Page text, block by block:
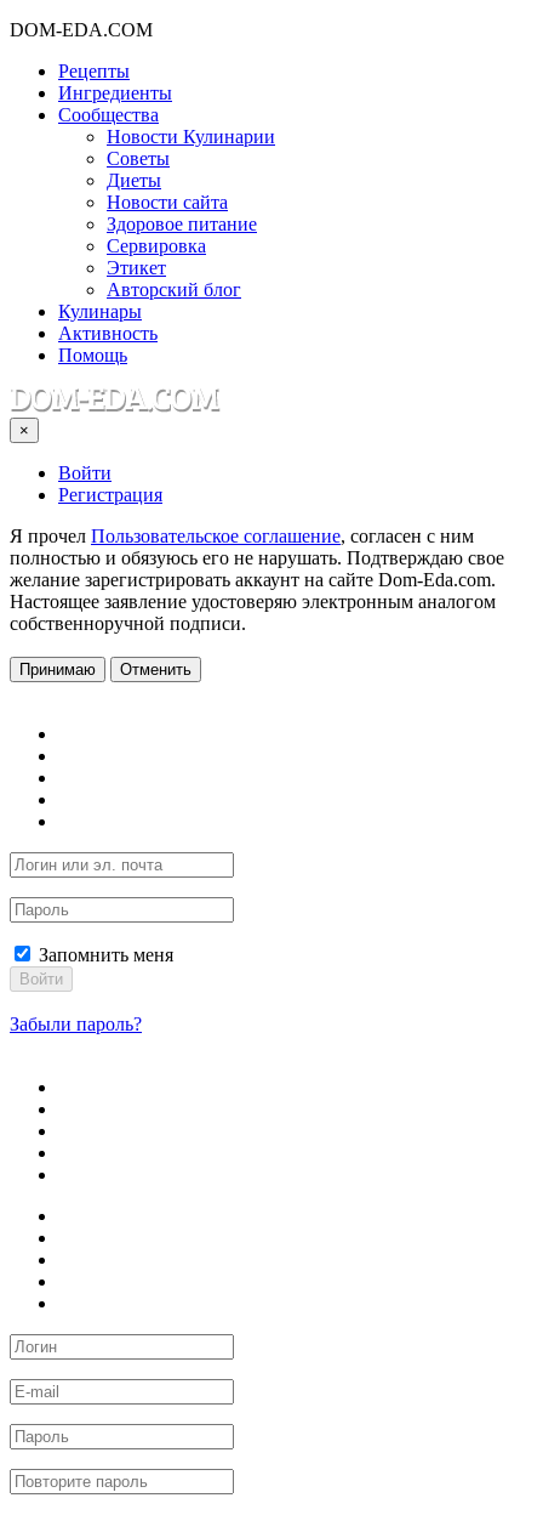
DOM-EDA.COM
Рецепты
Ингредиенты
Сообщества
Новости Кулинарии
Советы
Диеты
Новости сайта
Здоровое питание
Сервировка
Этикет
Авторский блог
Кулинары
Активность
Помощь
×
Войти
Регистрация
Я прочел Пользовательское соглашение, согласен с ним
полностью и обязуюсь его не нарушать. Подтверждаю свое
желание зарегистрировать аккаунт на сайте Dom-Eda.com.
Настоящее заявление удостоверяю электронным аналогом
собственноручной подписи.
Принимаю Отменить
Запомнить меня
Войти
Забыли пароль?